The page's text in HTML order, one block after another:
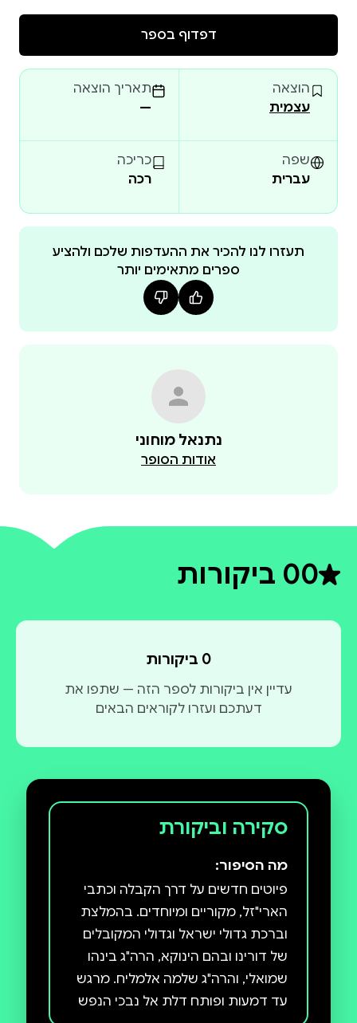
דפדוף בספר
הוצאה
עצמית
תאריך הוצאה
—
שפה
עברית
כריכה
רכה
תעזרו לנו להכיר את ההעדפות שלכם ולהציע
ספרים מתאימים יותר
נתנאל מוחוני
אודות הסופר
0דירוג ממוצע 0 מתוך 5
0 ביקורות
0 ביקורות
עדיין אין ביקורות לספר הזה — שתפו את
דעתכם ועזרו לקוראים הבאים
סקירה וביקורת
מה הסיפור:
פיוטים חדשים על דרך הקבלה וכתבי
הארי"זל, מקוריים ומיוחדים. בהמלצת
וברכת גדולי ישראל וגדולי המקובלים
של דורינו ובהם הינוקא, הרה"ג בינהו
שמואלי, והרה"ג שלמה אלמליח. מרגש
עד דמעות ופותח דלת אל נבכי הנפש